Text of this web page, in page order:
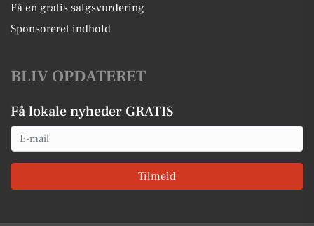
Få en gratis salgsvurdering
Sponsoreret indhold
BLIV OPDATERET
Få lokale nyheder GRATIS
Email
Tilmeld